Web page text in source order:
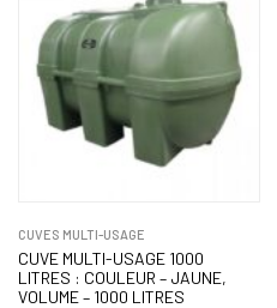
CUVES MULTI-USAGE
CUVE MULTI-USAGE 1000
LITRES : COULEUR – JAUNE,
VOLUME – 1000 LITRES